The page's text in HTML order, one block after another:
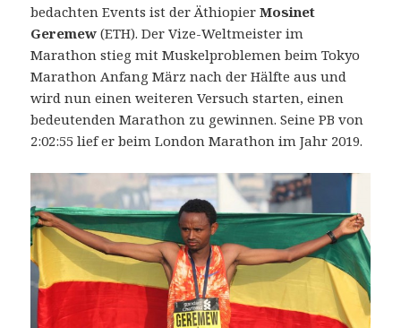
bedachten Events ist der ÄthiopierMosinet
Geremew (ETH). Der Vize-Weltmeister im
Marathon stieg mit Muskelproblemen beim Tokyo
Marathon Anfang März nach der Hälfte aus und
wird nun einen weiteren Versuch starten, einen
bedeutenden Marathon zu gewinnen. Seine PB von
2:02:55 lief er beim London Marathon im Jahr 2019.